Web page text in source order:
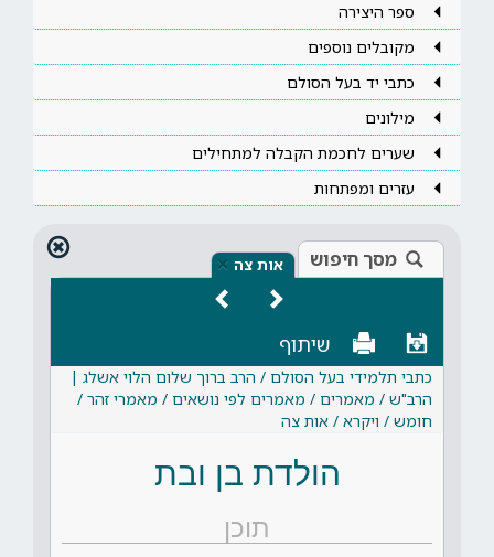
ספר היצירה
מקובלים נוספים
כתבי יד בעל הסולם
מילונים
שערים לחכמת הקבלה למתחילים
עזרים ומפתחות
מסך חיפוש אות צה ×
שיתוף
כתבי תלמידי בעל הסולם / הרב ברוך שלום הלוי אשלג |
הרב"ש / מאמרים / מאמרים לפי נושאים / מאמרי זהר /
חומש / ויקרא / אות צה
הולדת בן ובת
תוכן